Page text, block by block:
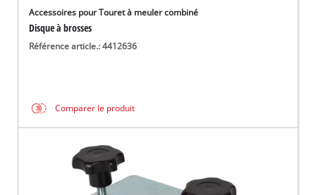
Accessoires pour Touret à meuler combiné
Disque à brosses
Référence article.: 4412636
Comparer le produit